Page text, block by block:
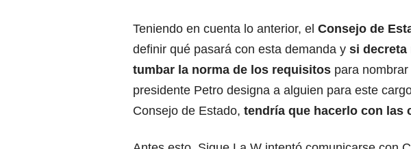
Teniendo en cuenta lo anterior, el Consejo de
definir qué pasará con esta demanda y si decreta
tumbar la norma de los requisitos para
presidente Petro designa a alguien para este
Consejo de Estado, tendría que hacerlo con las